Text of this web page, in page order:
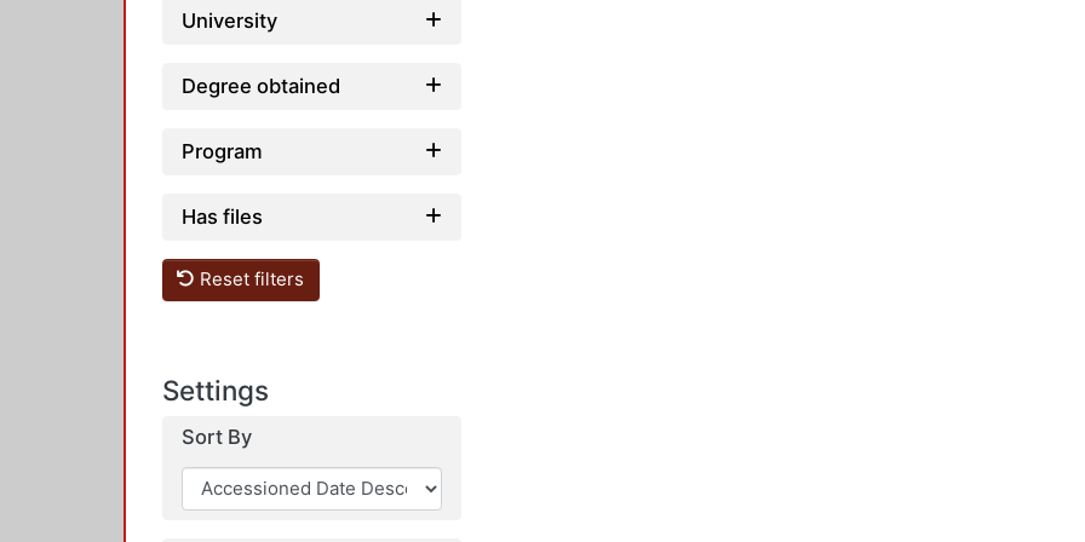
University
Degree obtained
Program
Has files
Reset filters
Settings
Sort By